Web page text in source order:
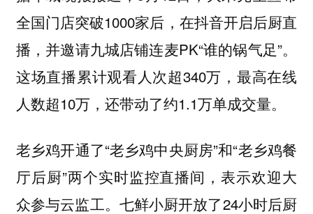
全国门店突破1000家后，在抖音开启后厨直
播，并邀请九城店铺连麦PK“谁的锅气足”。
这场直播累计观看人次超340万，最高在线
人数超10万，还带动了约1.1万单成交量。
老乡鸡开通了“老乡鸡中央厨房”和“老乡鸡餐
厅后厨”两个实时监控直播间，表示欢迎大
众参与云监工。七鲜小厨开放了24小时后厨